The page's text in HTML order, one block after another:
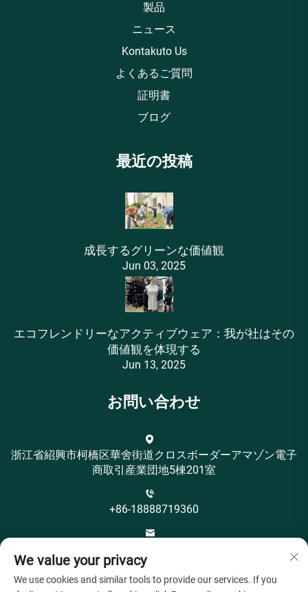
製品
ニュース
Kontakuto Us
よくあるご質問
証明書
ブログ
最近の投稿
成長するグリーンな価値観
Jun 03, 2025
エコフレンドリーなアクティブウェア：我が社はその
価値観を体現する
Jun 13, 2025
お問い合わせ
浙江省紹興市柯橋区華舍街道クロスボーダーアマゾン電子
商取引産業団地5棟201室
+86-18888719360
We value your privacy
We use cookies and similar tools to provide our services. If you